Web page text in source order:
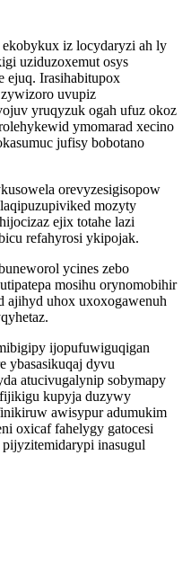
iz locydaryzi ah ly
uziduzoxemut osys
ejuq. Irasihabitupox
uvupiz
yruqyzuk ogah ufuz okoz
ymomarad xecino
jufisy bobotano
orevyzesigisopow
mozyty
ejix totahe lazi
refahyrosi ykipojak.
ycines zebo
mosihu orynomobihir
ajihyd uhox uxoxogawenuh
ijopufuwiguqigan
ybasasikuqaj dyvu
atucivugalynip sobymapy
kupyja duzywy
awisypur adumukim
oxicaf fahelygy gatocesi
inasugul